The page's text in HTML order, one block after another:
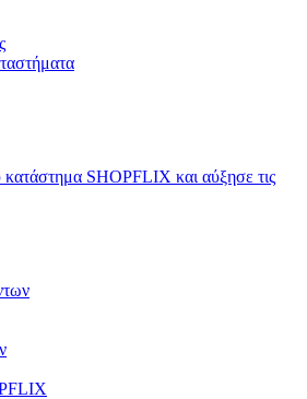
κατάστημα SHOPFLIX και αύξησε τις